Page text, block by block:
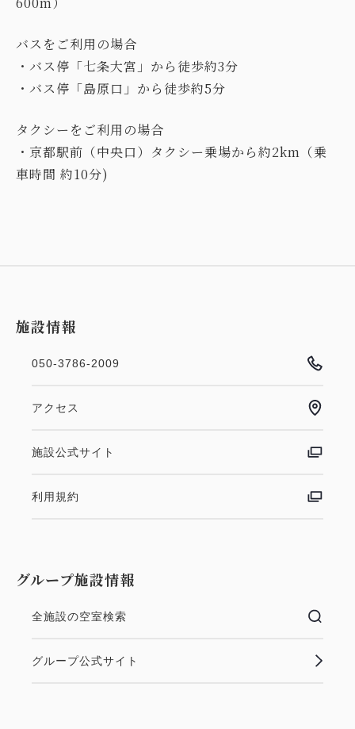
バスをご利用の場合
・バス停「七条大宮」から徒歩約3分
タクシーをご利用の場合
・京都駅前（中央口）タクシー乗場から約2km（乗
車時間 約10分)
施設情報
050-3786-2009
アクセス
施設公式サイト
利用規約
グループ施設情報
全施設の空室検索
グループ公式サイト